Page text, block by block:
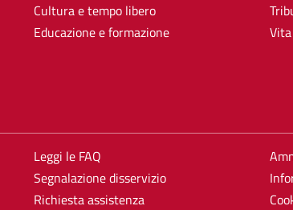
Cultura e tempo libero
Educazione e formazione
Leggi le FAQ
Segnalazione disservizio
Richiesta assistenza